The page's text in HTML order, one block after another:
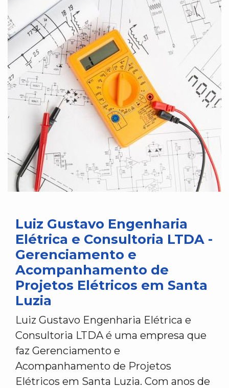
Luiz Gustavo Engenharia
Elétrica e Consultoria LTDA -
Gerenciamento e
Acompanhamento de
Projetos Elétricos em Santa
Luzia
Luiz Gustavo Engenharia Elétrica e
Consultoria LTDA é uma empresa que
faz Gerenciamento e
Acompanhamento de Projetos
Elétricos em Santa Luzia. Com anos de